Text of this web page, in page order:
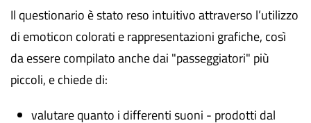
Il questionario è stato reso intuitivo attraverso l’utilizzo
di emoticon colorati e rappresentazioni grafiche, così
da essere compilato anche dai "passeggiatori" più
piccoli, e chiede di:
valutare quanto i differenti suoni - prodotti dal